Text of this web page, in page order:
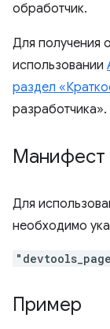
обработчик.
Для получения
использовании
раздел
разработчика».
Манифест
Для
необходимо
Пример